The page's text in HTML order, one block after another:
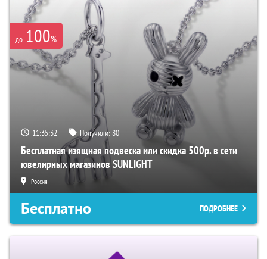
до 100%
11:35:31 Получили:80
Бесплатная изящная подвеска или скидка 500р. в сети
ювелирных магазинов SUNLIGHT
Россия
Бесплатно ПОДРОБНЕЕ